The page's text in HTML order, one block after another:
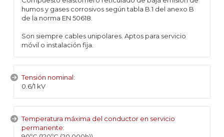
humos y gases corrosivos según tabla B.1 del anexo B
de la norma EN 50618.
Son siempre cables unipolares. Aptos para servicio
móvil o instalación fija.
Tensión nominal:
0.6/1 kV
Temperatura máxima del conductor en servicio
permanente: